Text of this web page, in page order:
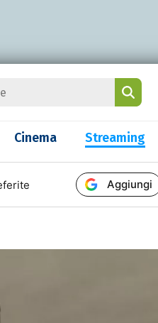
Cinema Streaming
Aggiungi